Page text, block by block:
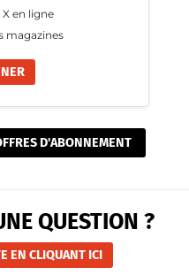
en ligne
magazines
D'ABONNEMENT
QUESTION ?
EN CLIQUANT ICI